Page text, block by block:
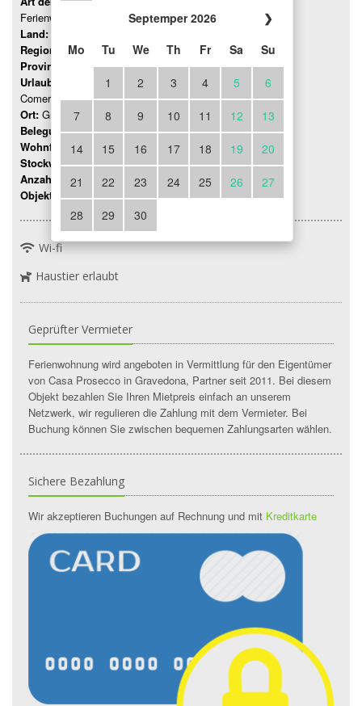
Septemper 2026
❯
Mo
Tu We Th Fr Sa Su
1 2 3 4 5 6
7 8 9 10 11 12 13
14 15 16 17 18 19 20
21 22 23 24 25 26 27
28 29 30
Ferienwohnung
Land:
Region:
Lombardei
Provinz:
Urlaubsregion:
Comer See
Ort: Gravedona
Belegung:Bis 2 Personen
Wohnfläche: 25 mq
Stockwerk:0
Anzahl Zimmer:
2
Objektnummer:333
Wi-fi
Haustier erlaubt
Geprüfter Vermieter
Ferienwohnung wird angeboten in Vermittlung für den Eigentümer
von Casa Prosecco in Gravedona, Partner seit 2011. Bei diesem
Objekt bezahlen Sie Ihren Mietpreis einfach an unserem
Netzwerk, wir regulieren die Zahlung mit dem Vermieter. Bei
Buchung können Sie zwischen bequemen Zahlungsarten wählen.
Sichere Bezahlung
Wir akzeptieren Buchungen auf Rechnung und mit Kreditkarte